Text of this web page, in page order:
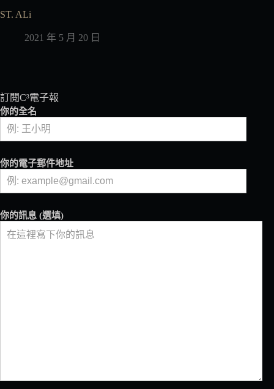
ST. ALi
2021 年 5 月 20 日
訂閱C³電子報
你的全名
你的電子郵件地址
你的訊息 (選填)